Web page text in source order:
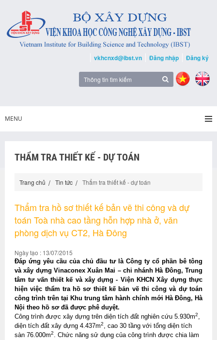
vkhcnxd@ibst.vn Đăng nhập Đăng ký
MENU
THẨM TRA THIẾT KẾ - DỰ TOÁN
Trang chủ Tin tức Thẩm tra thiết kế - dự toán
Thẩm tra hồ sơ thiết kế bản vẽ thi công và dự
toán Toà nhà cao tầng hỗn hợp nhà ở, văn
phòng dịch vụ CT2, Hà Đông
Ngày tạo : 13/07/2015
Đáp ứng yêu cầu của chủ đầu tư là Công ty cổ phần bê tông
và xây dựng Vinaconex Xuân Mai – chi nhánh Hà Đông, Trung
tâm tư vấn thiết kế và xây dựng - Viện KHCN Xây dựng thực
hiện việc thẩm tra hồ sơ thiết kế bản vẽ thi công và dự toán
công trình trên tại Khu trung tâm hành chính mới Hà Đông, Hà
Nội theo hồ sơ đã được phê duyệt.
Công trình được xây dựng trên diện tích đất nghiên cứu 5.930m2,
diện tích đất xây dựng 4.437m2, cao 30 tầng với tổng diện tích
sàn 76.000m2. Chức năng sử dụng của công trình được chia làm